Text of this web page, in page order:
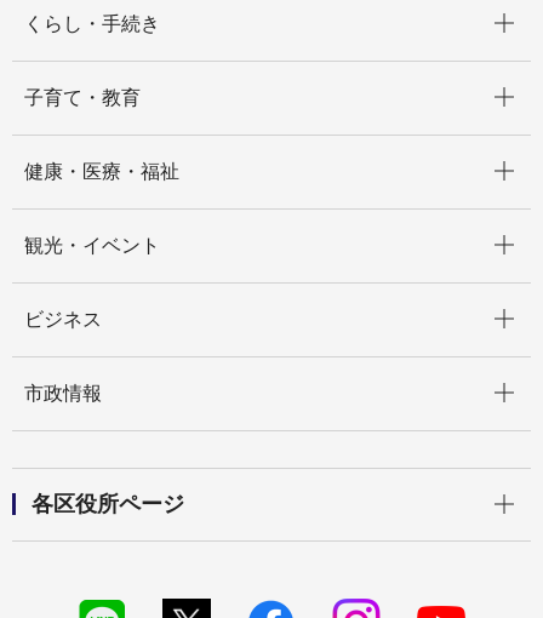
くらし・手続き
子育て・教育
健康・医療・福祉
観光・イベント
ビジネス
市政情報
各区役所ページ